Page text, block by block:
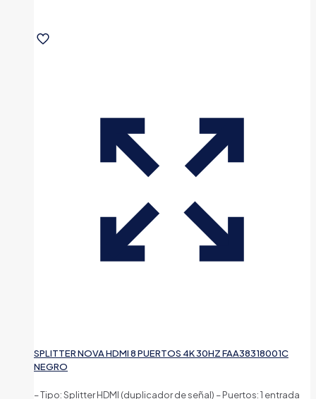
SPLITTER NOVA HDMI 8 PUERTOS 4K 30HZ FAA38318001C
NEGRO
– Tipo: Splitter HDMI (duplicador de señal) – Puertos: 1 entrada